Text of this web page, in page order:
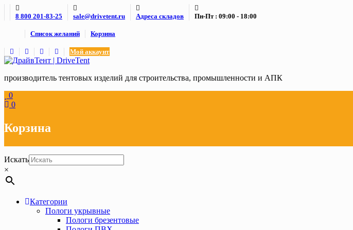
Skip
8 800 201-83-25 sale@drivetent.ru Адреса складов Пн-Пт : 09:00 - 18:00
Список желаний Корзина
Мой аккаунт
производитель тентовых изделий для строительства, промышленности и АПК
0
0
Корзина
Искать
×
Категории
Пологи укрывные
Пологи брезентовые